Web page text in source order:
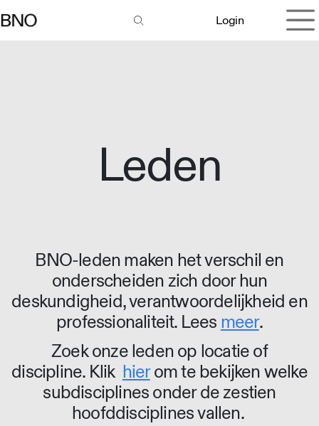
Login
Leden
BNO-leden maken het verschil en
onderscheiden zich door hun
deskundigheid, verantwoordelijkheid en
professionaliteit. Lees meer.
Zoek onze leden op locatie of
discipline. Klik hierom te bekijken welke
subdisciplines onder de zestien
hoofddisciplines vallen.